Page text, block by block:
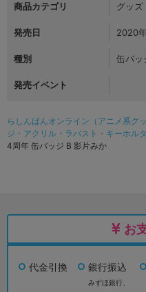
商品カテゴリ グッズ
発売日 2020
種別 缶バッ
発売イベント
らしんばんオンライン（アニメ系グ
ジ・アクリル・ラバスト・キーホル
4周年 缶バッジ B 影片みか
お
代金引換 銀行振込
みずほ銀行、